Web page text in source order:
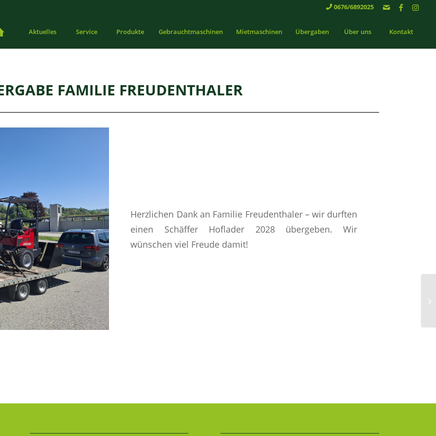
0676/6892025
Aktuelles Service Produkte Gebrauchtmaschinen Mietmaschinen Übergaben Über uns Kontakt
FAMILIE FREUDENTHALER
Herzlichen Dank an Familie Freudenthaler – wir durften
einen Schäffer Hoflader 2028 übergeben. Wir
wünschen viel Freude damit!